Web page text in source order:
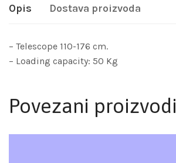
Opis Dostava proizvoda
– Telescope 110-176 cm.
– Loading capacity: 50 Kg
Povezani proizvodi